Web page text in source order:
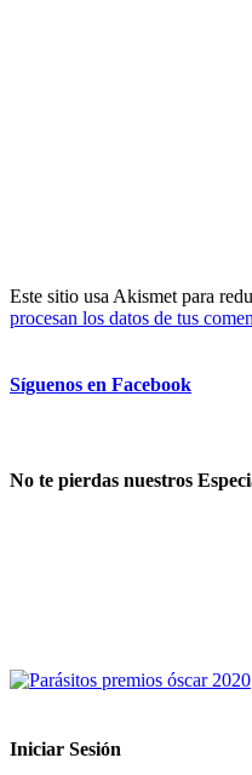
Este sitio usa Akismet para
procesan los datos de tus
Síguenos en Facebook
No te pierdas nuestros
Iniciar Sesión